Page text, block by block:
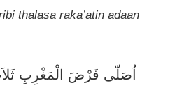
thalasa raka’atin adaan
اُصَلّى فَرْضَ الْمَغْرِبِ